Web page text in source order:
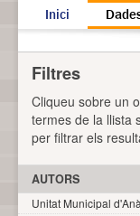
Inici
Filtres
Cliqueu sobre un
termes de la llista
per filtrar els
AUTORS
Unitat Municipal